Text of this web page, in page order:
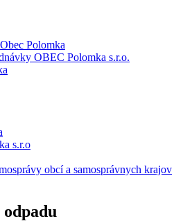
Polomka
OBEC Polomka s.r.o.
s.r.o
obcí a samosprávnych krajov